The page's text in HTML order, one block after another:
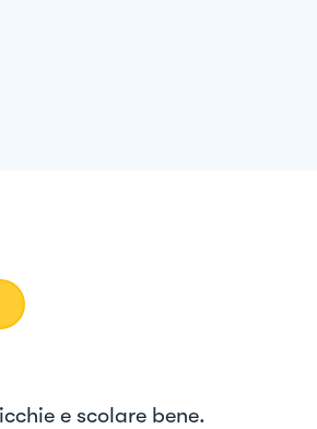
e scolare bene.